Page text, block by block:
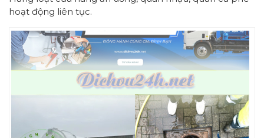
hoạt động liên tục.